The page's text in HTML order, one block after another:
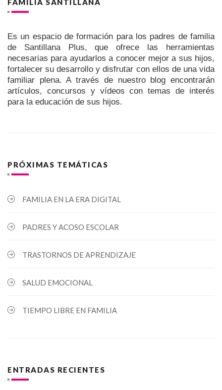
FAMILIA SANTILLANA
Es un espacio de formación para los padres de familia
de Santillana Plus, que ofrece las herramientas
necesarias para ayudarlos a conocer mejor a sus hijos,
fortalecer su desarrollo y disfrutar con ellos de una vida
familiar plena. A través de nuestro blog encontrarán
artículos, concursos y vídeos con temas de interés
para la educación de sus hijos.
PRÓXIMAS TEMÁTICAS
FAMILIA EN LA ERA DIGITAL
PADRES Y ACOSO ESCOLAR
TRASTORNOS DE APRENDIZAJE
SALUD EMOCIONAL
TIEMPO LIBRE EN FAMILIA
ENTRADAS RECIENTES